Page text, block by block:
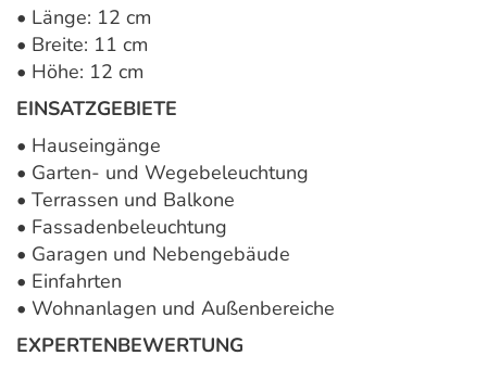
• Länge: 12 cm
• Breite: 11 cm
• Höhe: 12 cm
EINSATZGEBIETE
• Hauseingänge
• Garten- und Wegebeleuchtung
• Terrassen und Balkone
• Fassadenbeleuchtung
• Garagen und Nebengebäude
• Einfahrten
• Wohnanlagen und Außenbereiche
EXPERTENBEWERTUNG